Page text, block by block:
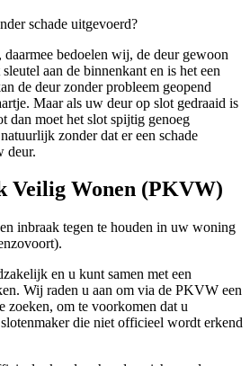
schade uitgevoerd?
bedoelen wij, de deur gewoon
aan de binnenkant en is het een
de deur zonder probleem geopend
Maar als uw deur op slot gedraaid is
dan moet het slot spijtig genoeg
zonder dat er een schade
deur.
Veilig Wonen (PKVW)
inbraak tegen te houden in uw woning
en u kunt samen met een
Wij raden u aan om via de PKVW een
zoeken, om te voorkomen dat u
die niet officieel wordt erkend